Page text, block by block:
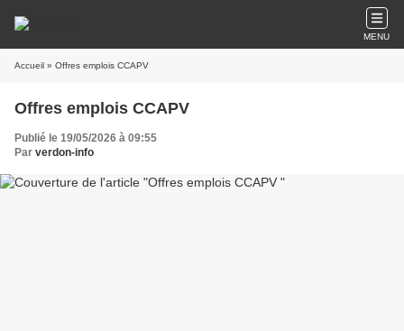
MENU
Accueil » Offres emplois CCAPV
Offres emplois CCAPV
Publié le 19/05/2026 à 09:55
Par verdon-info